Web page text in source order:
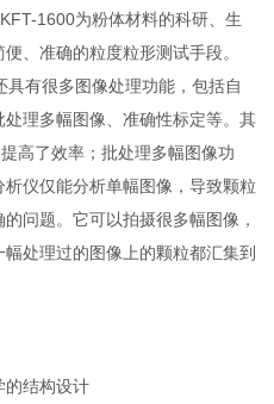
1600为粉体材料的科研、生
、准确的粒度粒形测试手段。
有很多图像处理功能，包括自
理多幅图像、准确性标定等。其
高了效率；批处理多幅图像功
仪仅能分析单幅图像，导致颗粒
问题。它可以拍摄很多幅图像，
处理过的图像上的颗粒都汇集到
的结构设计